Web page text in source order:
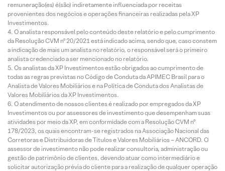
remuneração(es) é(são) indiretamente influenciada por receitas
provenientes dos negócios e operações financeiras realizadas pela XP
Investimentos.
O analista responsável pelo conteúdo deste relatório e pelo cumprimento
da Resolução CVM nº 20/2021 está indicado acima, sendo que, caso constem
a indicação de mais um analista no relatório, o responsável será o primeiro
analista credenciado a ser mencionado no relatório.
Os analistas da XP Investimentos estão obrigados ao cumprimento de
todas as regras previstas no Código de Conduta da APIMEC Brasil para o
Analista de Valores Mobiliários e na Política de Conduta dos Analistas de
Valores Mobiliários da XP Investimentos.
O atendimento de nossos clientes é realizado por empregados da XP
Investimentos ou por assessores de investimento que desempenham suas
atividades por meio da XP, em conformidade com a Resolução CVM nº
178/2023, os quais encontram-se registrados na Associação Nacional das
Corretoras e Distribuidoras de Títulos e Valores Mobiliários – ANCORD. O
assessor de investimento não pode realizar consultoria, administração ou
gestão de patrimônio de clientes, devendo atuar como intermediário e
solicitar autorização prévia do cliente para a realização de qualquer operação